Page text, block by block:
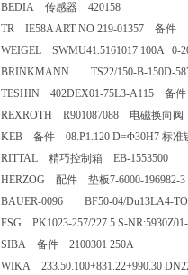
BEDIA 传感器 420158
TR IE58A ART NO 219-01357 备件
WEIGEL SWMU41.5161017 100A 0-
BRINKMANN TS22/150-B-150D-
TESHIN 402DEX01-75L3-A115 备件
REXROTH R901087088 电磁换向阀
KEB 备件 08.P1.120 D=Φ30H7 标准
RITTAL 精巧控制箱 EB-1553500
HERZOG 配件 垫板7-6000-196982-3
BAUER-0096 BF50-04/Du13LA4-
FSG PK1023-257/227.5 S-
SIBA 备件 2100301 250A
WIKA 233.50.100+831.22+990.30